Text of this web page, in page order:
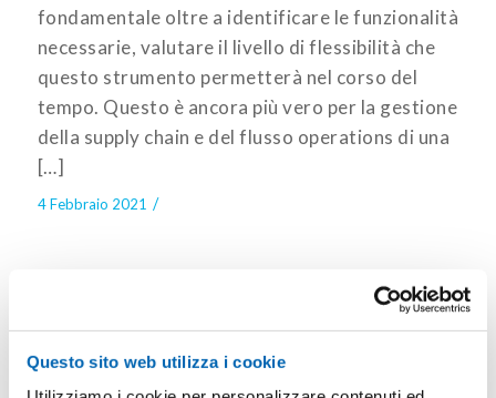
Questo sito web utilizza i cookie
fondamentale oltre a identificare le funzionalità
necessarie, valutare il livello di flessibilità che
questo strumento permetterà nel corso del
tempo. Questo è ancora più vero per la gestione
della supply chain e del flusso operations di una
[…]
4 Febbraio 2021 /
Il “new normal” con un sistema ERP cloud
Le nuove funzionalità 2020 di Microsoft